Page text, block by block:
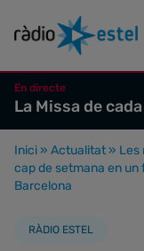
En directe
La Missa de
Inici » Actualitat » Les
cap de setmana en un
Barcelona
RÀDIO ESTEL